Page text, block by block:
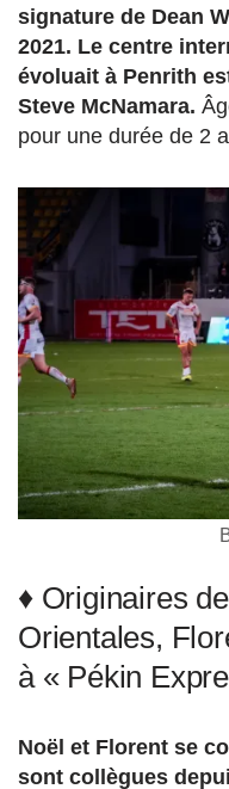
signature de Dean
2021. Le centre
évoluait à Penrith
Steve McNamara.
pour une durée de 2
♦ Originaires
Orientales,
à « Pékin
Noël et Florent se
sont collègues